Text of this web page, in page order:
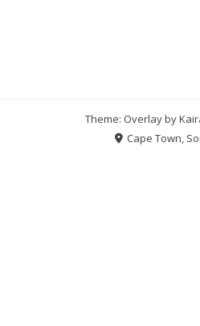
Theme: Overlay by
Cape Town,